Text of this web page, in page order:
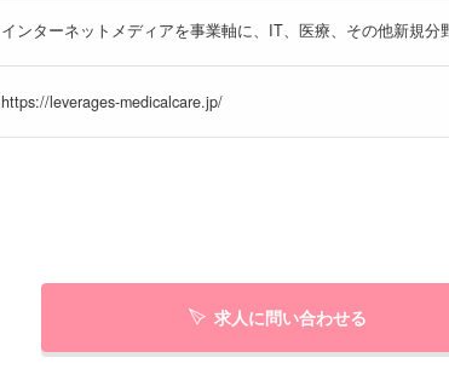
インターネットメディアを事業軸に、IT、医療、その他新規分
https://leverages-medicalcare.jp/
求人に問い合わせる